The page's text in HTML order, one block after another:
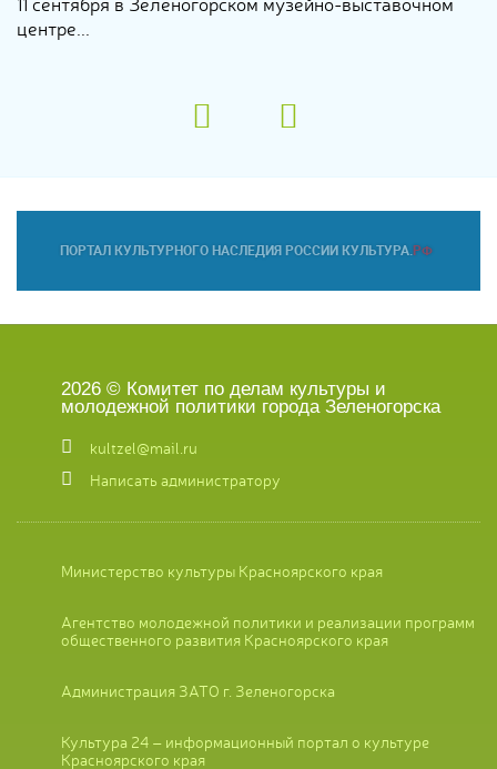
центре...
2026 © Комитет по делам культуры и
молодежной политики города Зеленогорска
kultzel@mail.ru
Написать администратору
Министерство культуры Красноярского края
Агентство молодежной политики и реализации программ
общественного развития Красноярского края
Администрация ЗАТО г. Зеленогорска
Культура 24 – информационный портал о культуре
Красноярского края